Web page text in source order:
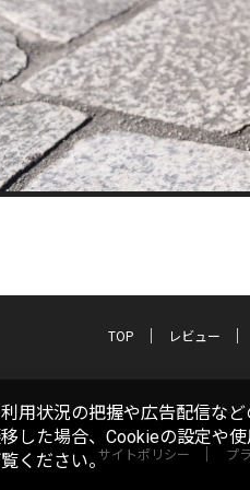
TOP レビュー
サイトポリシー プ
用状況の把握や広告配信な
した場合、Cookieの設定や
ください。